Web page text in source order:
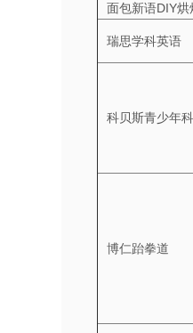
面包新语DIY烘
瑞思学科英语
科贝斯青少年
博仁跆拳道